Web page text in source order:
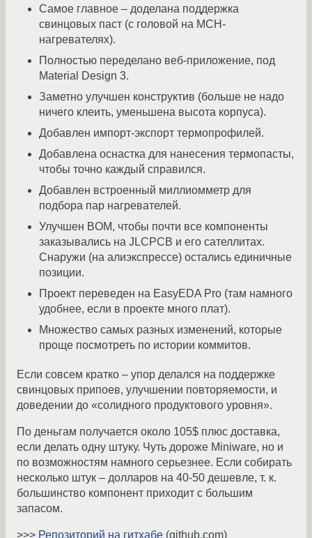
Самое главное – доделана поддержка
свинцовых паст (с головой на MCH-
нагревателях).
Полностью переделано веб-приложение, под
Material Design 3.
Заметно улучшен конструктив (больше не надо
ничего клеить, уменьшена высота корпуса).
Добавлен импорт-экспорт термопрофилей.
Добавлена оснастка для нанесения термопасты,
чтобы точно каждый справился.
Добавлен встроенный миллиомметр для
подбора пар нагревателей.
Улучшен BOM, чтобы почти все компоненты
заказывались на JLCPCB и его сателлитах.
Снаружи (на алиэкспрессе) остались единичные
позиции.
Проект переведен на EasyEDA Pro (там намного
удобнее, если в проекте много плат).
Множество самых разных изменений, которые
проще посмотреть по истории коммитов.
Если совсем кратко – упор делался на поддержке
свинцовых припоев, улучшении повторяемости, и
доведении до «солидного продуктового уровня».
По деньгам получается около 105$ плюс доставка,
если делать одну штуку. Чуть дороже Miniware, но и
по возможностям намного серьезнее. Если собирать
несколько штук – долларов на 40-50 дешевле, т. к.
большинство компонент приходит с большим
запасом.
>>> Репозиторий на гитхабе (github.com)